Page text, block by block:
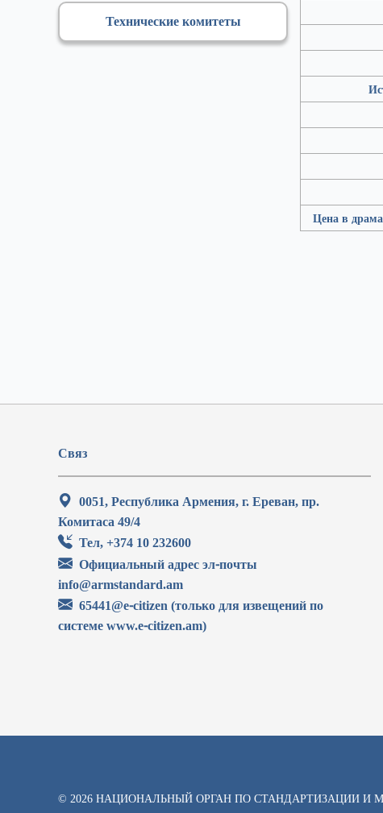
Технические комитеты
Цена в
Связ
0051, Республика Армения, г. Ереван, пр.
Комитаса 49/4
Тел, +374 10 232600
Официальный адрес эл-почты
info@armstandard.am
65441@e-citizen (только для извещений по
системе www.e-citizen.am)
© 2026 НАЦИОНАЛЬНЫЙ ОРГАН ПО СТАНДАРТИЗАЦИИ И